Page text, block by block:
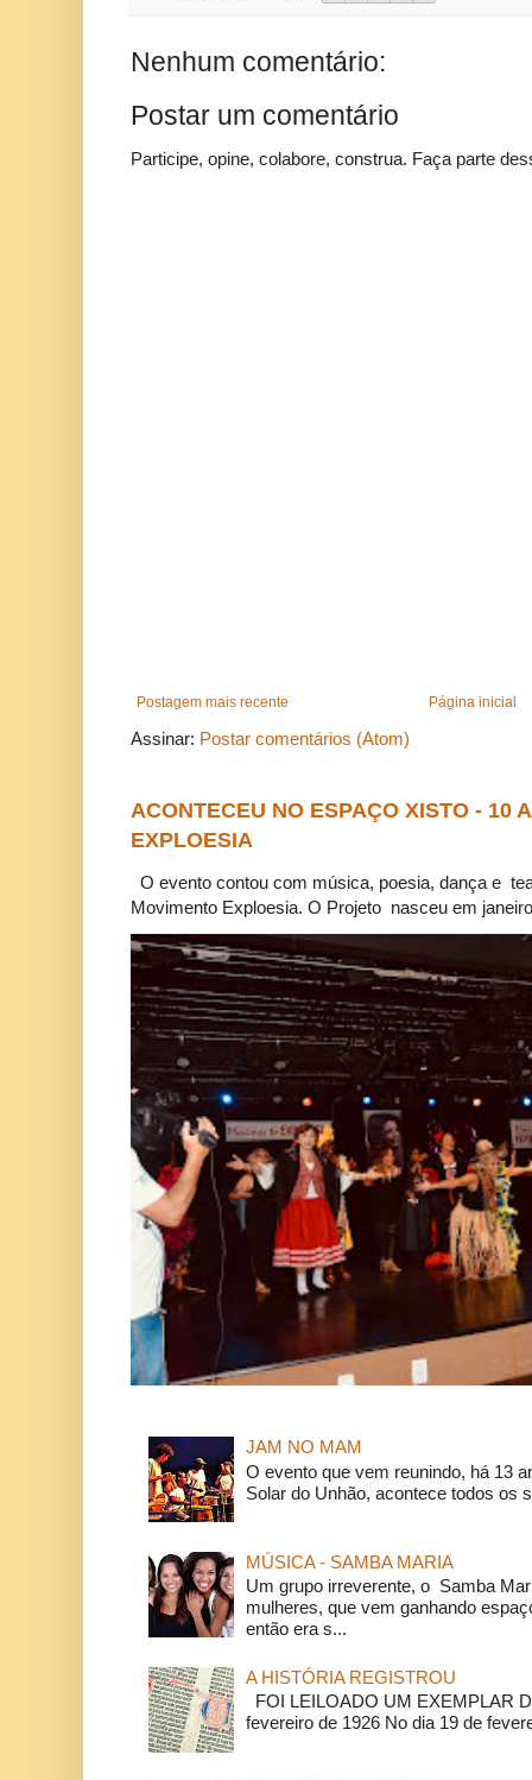
Nenhum comentário:
Postar um comentário
Participe, opine, colabore, construa. Faça parte
Postagem mais recente Página inicial
Assinar: Postar comentários (Atom)
ACONTECEU NO ESPAÇO XISTO - 10
EXPLOESIA
O evento contou com música, poesia, dança e
Movimento Exploesia. O Projeto nasceu em
JAM NO MAM
O evento que vem reunindo, há 13
Solar do Unhão, acontece todos os
MÚSICA - SAMBA MARIA
Um grupo irreverente, o Samba
mulheres, que vem ganhando
então era s...
A HISTÓRIA REGISTROU
FOI LEILOADO UM EXEMPLAR
fevereiro de 1926 No dia 19 de